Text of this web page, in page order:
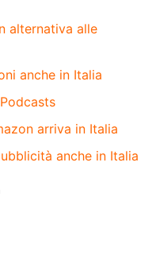
alternativa alle
anche in Italia
arriva in Italia
anche in Italia